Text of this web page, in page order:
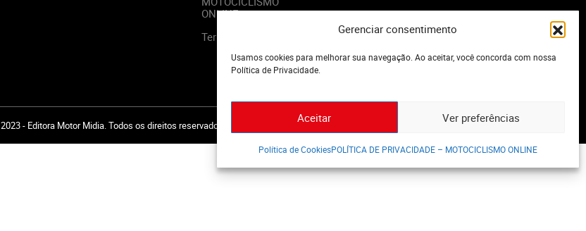
Gerenciar consentimento
Usamos cookies para melhorar sua navegação. Ao aceitar, você concorda com nossa
Política de Privacidade.
Aceitar Ver preferências
Política de CookiesPOLÍTICA DE PRIVACIDADE – MOTOCICLISMO ONLINE
ONLINE
Termos de Uso
2023 - Editora Motor Midia. Todos os direitos reservados.